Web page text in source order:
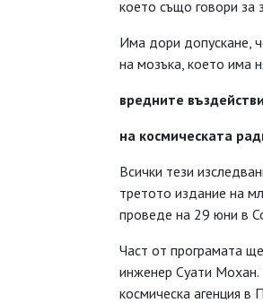
което също говори за
Има дори допускане,
на мозъка, което има
вредните
на космическата
Всички тези
третото издание на
проведе на 29 юни в
Част от програмата
инженер Суати Мохан.
космическа агенция